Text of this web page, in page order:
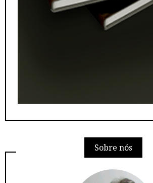
Sobre nós